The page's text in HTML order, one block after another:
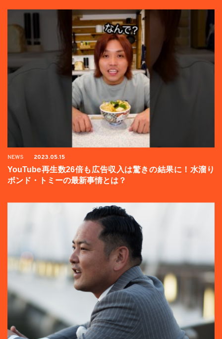
NEWS 2023.05.15
YouTube再生数26倍も広告収入は驚きの結果に！水溜り
ボンド・トミーの最新事情とは？